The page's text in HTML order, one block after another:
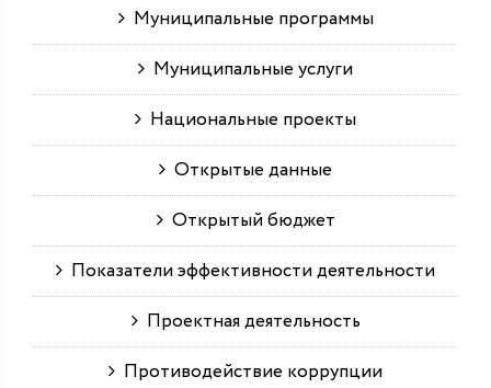
Муниципальные программы
Муниципальные услуги
Национальные проекты
Открытые данные
Открытый бюджет
Показатели эффективности деятельности
Проектная деятельность
Противодействие коррупции